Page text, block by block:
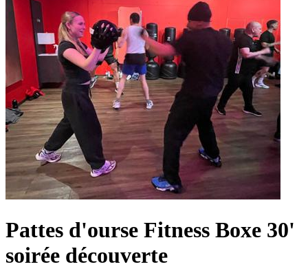
Pattes d'ourse Fitness Boxe 30'
soirée découverte